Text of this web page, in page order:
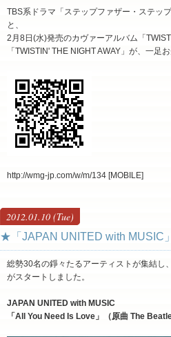
TBS系ドラマ「ステップファザー・ステッ
と、
2月8日(水)発売のカヴァーアルバム「
「TWISTIN' THE NIGHT AWAY」が、一足
http://wmg-jp.com/w/m/134 [MOBILE]
2012.01.10 (Tue)
★「JAPAN UNITED with MUSIC
総勢30名の錚々たるアーティストが集結し
がスタートしました。
JAPAN UNITED with MUSIC
「All You Need Is Love」（原曲 The